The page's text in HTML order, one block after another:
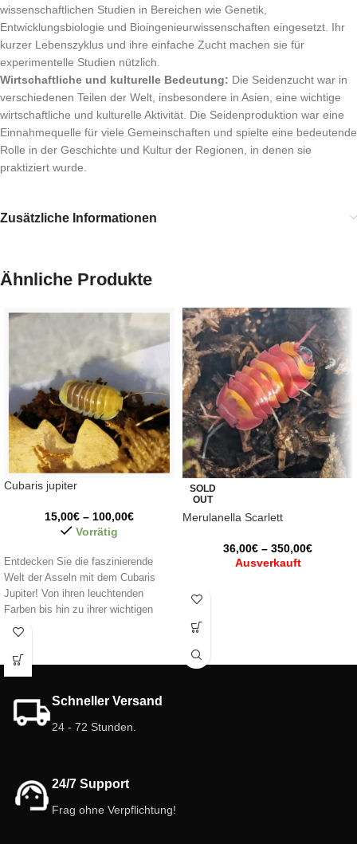
wissenschaftlichen Studien in Bereichen wie Genetik,
Entwicklungsbiologie und Bioingenieurwissenschaften eingesetzt. Ihr
kurzer Lebenszyklus und ihre einfache Zucht machen sie für
experimentelle Studien nützlich.
Wirtschaftliche und kulturelle Bedeutung: Die Seidenzucht war in
verschiedenen Teilen der Welt, insbesondere in Asien, eine wichtige
wirtschaftliche und kulturelle Aktivität. Die Seidenproduktion war eine
Einnahmequelle für viele Gemeinschaften und spielte eine bedeutende
Rolle in der Geschichte und Kultur der Regionen, in denen sie
praktiziert wurde.
Zusätzliche Informationen
Ähnliche Produkte
Cubaris jupiter
15,00€ – 100,00€
Vorrätig
Entdecken Sie die faszinierende
Welt der Asseln mit dem Cubaris
Jupiter! Von ihren leuchtenden
Farben bis hin zu ihrer wichtigen
Rolle im Ökosystem sind diese
und faszinierende Ergänzung für Ihr
SOLD
OUT
Merulanella Scarlett
36,00€ – 350,00€
Ausverkauft
Schneller Versand
24 - 72 Stunden.
24/7 Support
Frag ohne Verpflichtung!